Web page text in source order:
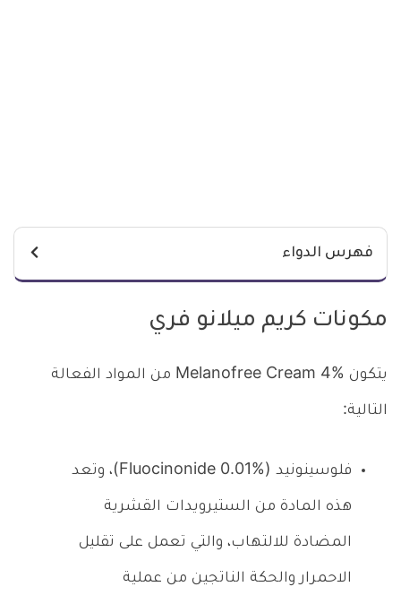
فهرس الدواء
مكونات كريم ميلانو فري
يتكون Melanofree Cream 4% من المواد الفعالة
التالية:
فلوسينونيد (Fluocinonide 0.01%)، وتعد
هذه المادة من الستيرويدات القشرية
المضادة للالتهاب، والتي تعمل على تقليل
الاحمرار والحكة الناتجين من عملية